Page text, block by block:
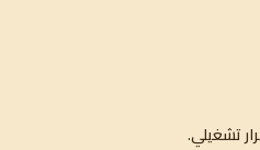
تشغيلي.